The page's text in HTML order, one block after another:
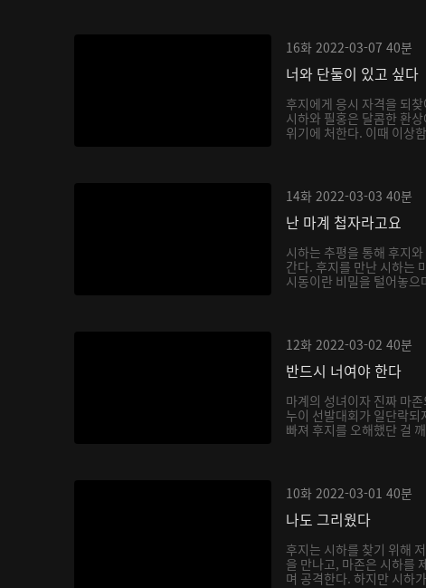
16화 2022-03-07 40분
너와 단둘이 있고 싶다
후지에게 응시 자격을 되
시하와 필홍은 달콤한 환
위기에 처한다. 이때 이상
14화 2022-03-03 40분
난 마계 첩자라고요
시하는 추평을 통해 후지
간다. 후지를 만난 시하는
시동이란 비밀을 털어놓
12화 2022-03-02 40분
반드시 너여야 한다
마계의 성녀이자 진짜 마
누이 선발대회가 일단락
빠져 후지를 오해했단 걸
10화 2022-03-01 40분
나도 그리웠다
후지는 시하를 찾기 위해
을 만나고, 마존은 시하를
며 공격한다. 하지만 시하